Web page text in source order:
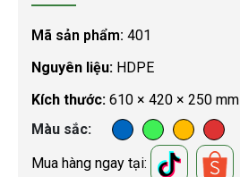
Mã sản phẩm: 401
Nguyên liệu: HDPE
Kích thước: 610 × 420 × 250 mm
Màu sắc
Mua hàng ngay tại: